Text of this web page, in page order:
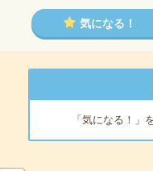
気になる！
「気になる！」